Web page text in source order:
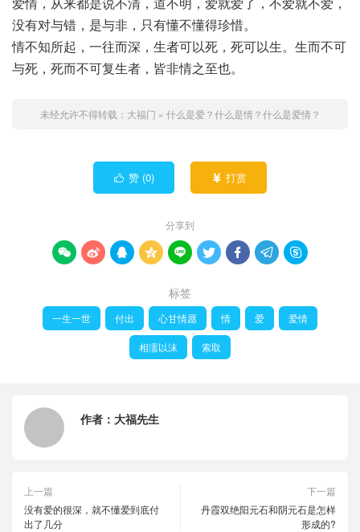
没有对与错，是与非，只有懂不懂得珍惜。
情不知所起，一往而深，生者可以死，死可以生。生而不可
与死，死而不可复生者，皆非情之至也。
未经允许不得转载： 大福门 » 什么是爱？什么是情？什么是爱情？
 赞 (0)  打赏
分享到
        
标签
一生一世 付出 心甘情愿 情 爱 爱情
相濡以沫 索取
作者： 大福先生
上一篇
没有爱的很深，就不懂爱到底付
出了几分
下一篇
丹霞双绝阳元石和阴元石是怎样
形成的?